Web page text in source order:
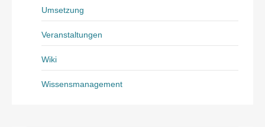
Umsetzung
Veranstaltungen
Wiki
Wissensmanagement